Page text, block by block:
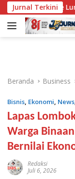
Langsung
ke
konten
Jurnal Terkini
Luncurkan
Beranda Business
Bisnis, Ekonomi, News
Lapas
Warga
Bernilai
Redaksi
Juli 6, 2026